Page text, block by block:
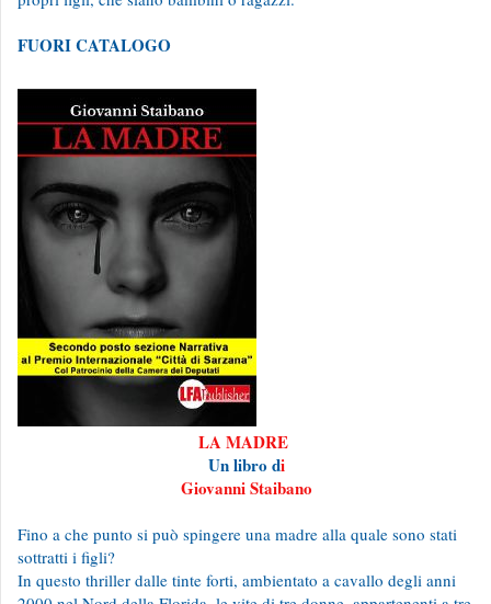
FUORI CATALOGO
LA MADRE
Un libro di
Giovanni Staibano
Fino a che punto si può spingere una madre alla quale sono stati
sottratti i figli?
In questo thriller dalle tinte forti, ambientato a cavallo degli anni